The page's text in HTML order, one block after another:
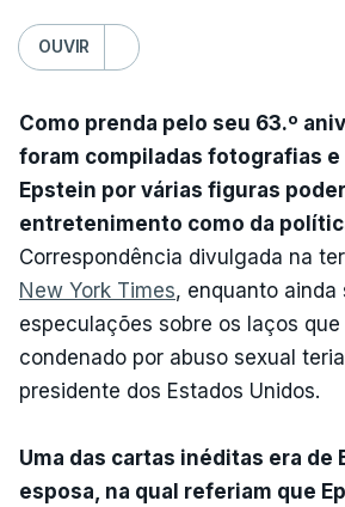
OUVIR
Como prenda pelo seu 63.º
foram compiladas fotografias
Epstein por várias figuras
entretenimento como da
Correspondência divulgada na
New York Times, enquanto ainda
especulações sobre os laços
condenado por abuso sexual
presidente dos Estados Unidos.
Uma das cartas inéditas era de
esposa, na qual referiam que